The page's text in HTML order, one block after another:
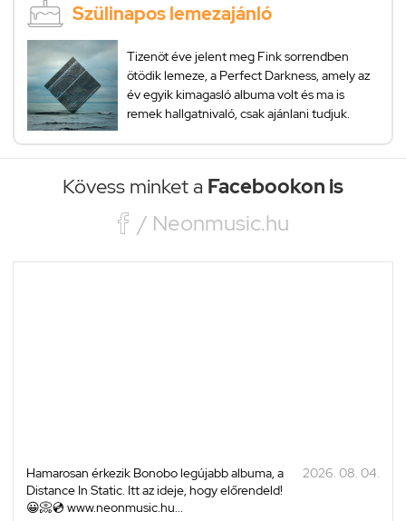
Szülinapos lemezajánló
Tizenöt éve jelent meg Fink sorrendben
ötödik lemeze, a Perfect Darkness, amely az
év egyik kimagasló albuma volt és ma is
remek hallgatnivaló, csak ajánlani tudjuk.
Kövess minket a Facebookon is
 / Neonmusic.hu
Hamarosan érkezik Bonobo legújabb albuma, a
Distance In Static. Itt az ideje, hogy előrendeld!
😀📀💿 www.neonmusic.hu...
2026. 08. 04.